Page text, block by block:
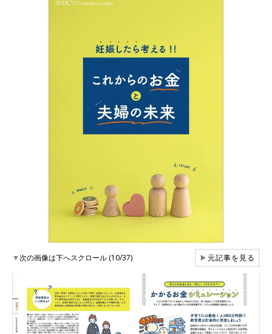
▼次の画像は下へスクロール (10/37) ▶元記事を見る